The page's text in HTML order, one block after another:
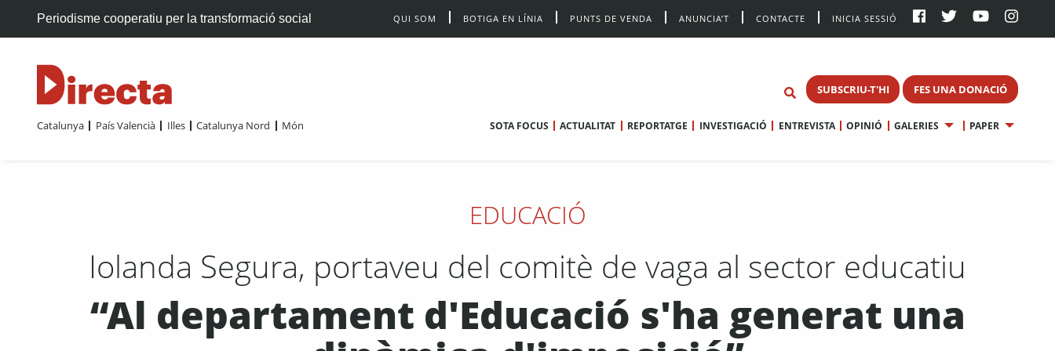
Periodisme cooperatiu per la transformació social QUI SOM BOTIGA EN LÍNIA PUNTS DE VENDA ANUNCIA’T CONTACTE INICIA SESSIÓ
SUBSCRIU-T'HI FES UNA DONACIÓ
Catalunya País Valencià Illes Catalunya Nord Món SOTA FOCUS ACTUALITAT REPORTATGE INVESTIGACIÓ ENTREVISTA OPINIÓ GALERIES PAPER
EDUCACIÓ
Iolanda Segura, portaveu del comitè de vaga al sector educatiu
“Al departament d'Educació s'ha generat una